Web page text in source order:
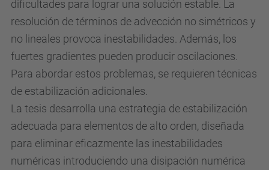
dificultades para lograr una solución estable. La
resolución de términos de advección no simétricos y
no lineales provoca inestabilidades. Además, los
fuertes gradientes pueden producir oscilaciones.
Para abordar estos problemas, se requieren técnicas
de estabilización adicionales.
La tesis desarrolla una estrategia de estabilización
adecuada para elementos de alto orden, diseñada
para eliminar eficazmente las inestabilidades
numéricas introduciendo una disipación numérica